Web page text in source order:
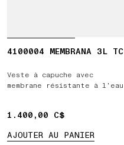
4100004 MEMBRANA 3L TC
Veste à capuche avec
membrane résistante à l’eau
1.400,00 C$
1.400,00 C$
AJOUTER AU PANIER